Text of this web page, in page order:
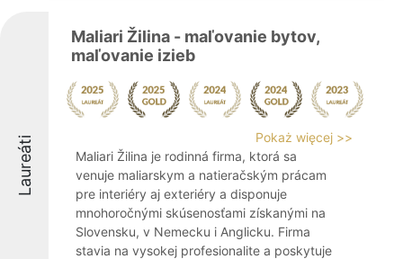
Laureáti
Maliari Žilina - maľovanie bytov,
maľovanie izieb
Pokaż więcej >>
Maliari Žilina je rodinná firma, ktorá sa
venuje maliarskym a natieračským prácam
pre interiéry aj exteriéry a disponuje
mnohoročnými skúsenosťami získanými na
Slovensku, v Nemecku i Anglicku. Firma
stavia na vysokej profesionalite a poskytuje